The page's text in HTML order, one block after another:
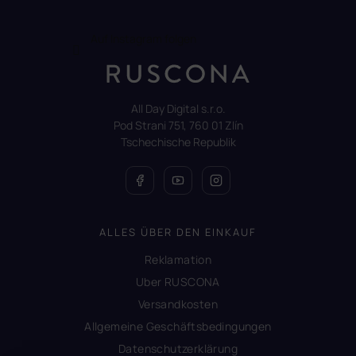
All Day Digital s.r.o.
Pod Strani 751, 760 01 Zlín
Tschechische Republik
ALLES ÜBER DEN EINKAUF
Reklamation
Uber RUSCONA
Versandkosten
Allgemeine Geschäftsbedingungen
Datenschutzerklärung